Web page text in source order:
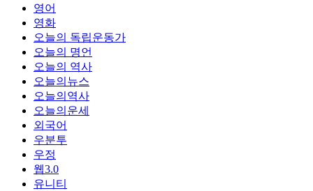
영어
영화
오늘의 독립운동가
오늘의 명언
오늘의 역사
오늘의뉴스
오늘의역사
오늘의운세
외국어
우분투
우정
웹3.0
유니티